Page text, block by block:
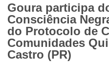
Goura participa
Consciência
do Protocolo de
Comunidades
Castro (PR)